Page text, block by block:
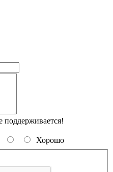
поддерживается!
Хорошо